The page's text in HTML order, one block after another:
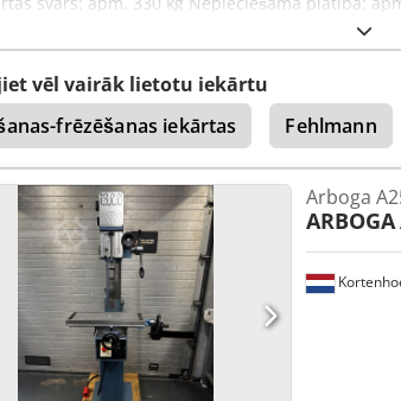
vēl vairāk lietotu iekārtu
frēzēšanas iekārtas
Fehlmann
Arboga
ARBOGA